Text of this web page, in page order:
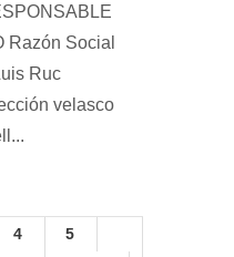
Razón Social
Ruc
velasco
4
5